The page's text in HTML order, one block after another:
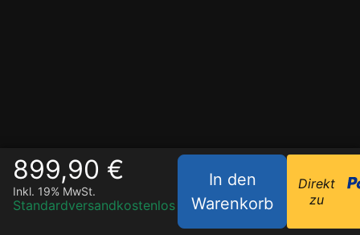
899,90 €
Inkl. 19% MwSt.
Standardversandkostenlos
In den
Warenkorb
Direkt
zu